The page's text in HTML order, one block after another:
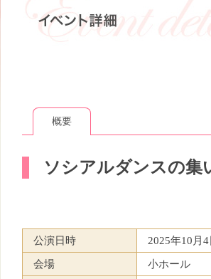
概要
ソシアルダンスの集
公演日時 2025年10月
会場 小ホール